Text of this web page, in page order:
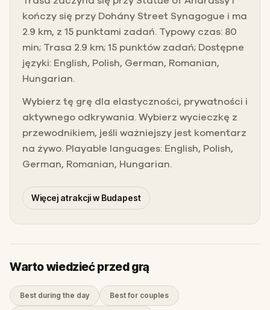
kończy się przy Dohány Street Synagogue i ma
2.9 km, z 15 punktami zadań. Typowy czas: 80
min; Trasa 2.9 km; 15 punktów zadań; Dostępne
języki: English, Polish, German, Romanian,
Hungarian.
Wybierz tę grę dla elastyczności, prywatności i
aktywnego odkrywania. Wybierz wycieczkę z
przewodnikiem, jeśli ważniejszy jest komentarz
na żywo. Playable languages: English, Polish,
German, Romanian, Hungarian.
Więcej atrakcji w Budapest
Warto wiedzieć przed grą
Best during the day Best for couples